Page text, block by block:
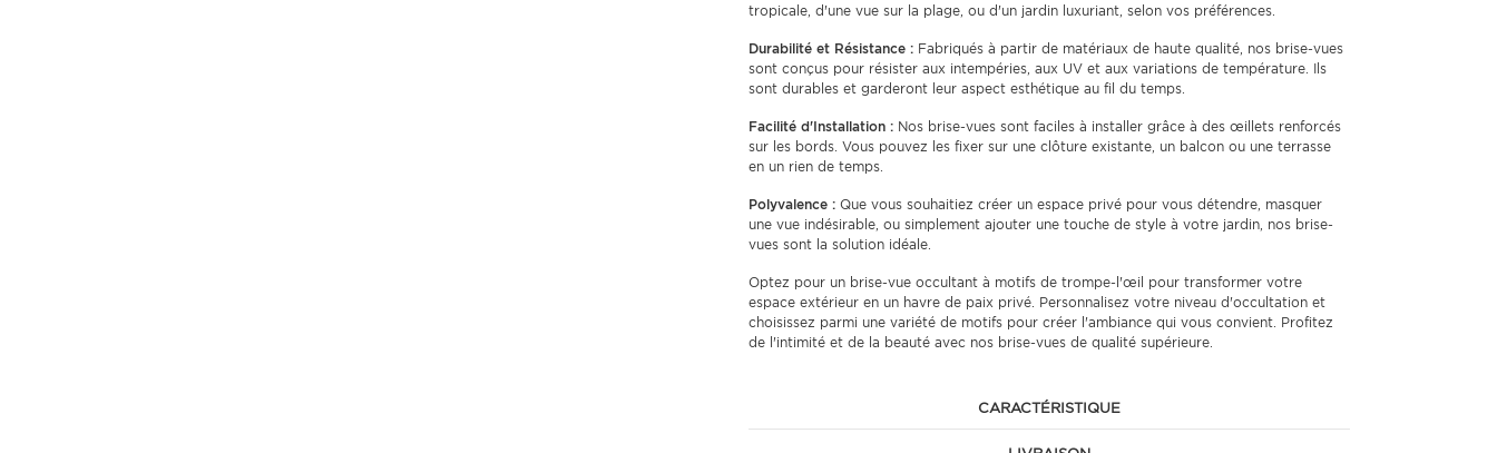
tropicale, d'une vue sur la plage, ou d'un jardin luxuriant, selon vos préférences.
Durabilité et Résistance : Fabriqués à partir de matériaux de haute qualité, nos brise-vues
sont conçus pour résister aux intempéries, aux UV et aux variations de température. Ils
sont durables et garderont leur aspect esthétique au fil du temps.
Facilité d'Installation : Nos brise-vues sont faciles à installer grâce à des œillets renforcés
sur les bords. Vous pouvez les fixer sur une clôture existante, un balcon ou une terrasse
en un rien de temps.
Polyvalence : Que vous souhaitiez créer un espace privé pour vous détendre, masquer
une vue indésirable, ou simplement ajouter une touche de style à votre jardin, nos brise-
vues sont la solution idéale.
Optez pour un brise-vue occultant à motifs de trompe-l'œil pour transformer votre
espace extérieur en un havre de paix privé. Personnalisez votre niveau d'occultation et
choisissez parmi une variété de motifs pour créer l'ambiance qui vous convient. Profitez
de l'intimité et de la beauté avec nos brise-vues de qualité supérieure.
CARACTÉRISTIQUE